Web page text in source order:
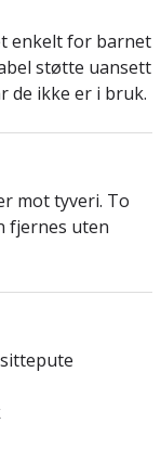
enkelt for barnet
støtte uansett
de ikke er i bruk.
mot tyveri. To
fjernes uten